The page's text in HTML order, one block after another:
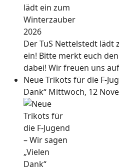
Der TuS Nettelstedt lädt
ein! Bitte merkt euch
dabei! Wir freuen uns
Neue Trikots für die F-
Dank“ Mittwoch, 12